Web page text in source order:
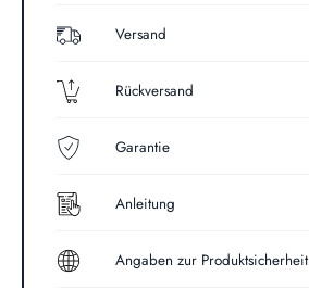
Versand
Rückversand
Garantie
Anleitung
Angaben zur Produktsicherheit